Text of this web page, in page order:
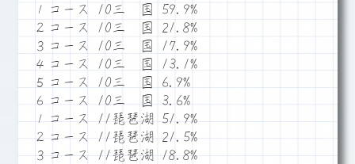
１コース 10三 国 59.9%
２コース 10三 国 21.8%
３コース 10三 国 17.9%
４コース 10三 国 13.1%
５コース 10三 国 6.9%
６コース 10三 国 3.6%
１コース 11琵琶湖 51.9%
２コース 11琵琶湖 21.5%
３コース 11琵琶湖 18.8%